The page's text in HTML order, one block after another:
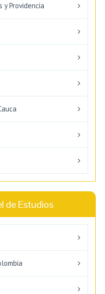
y Providencia
de Estudios